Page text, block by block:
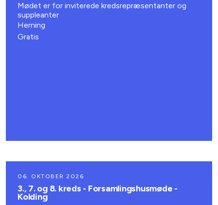
Mødet er for inviterede kredsrepræsentanter og
suppleanter
Herning
Gratis
06. OKTOBER 2026
3., 7. og 8. kreds - Forsamlingshusmøde -
Kolding